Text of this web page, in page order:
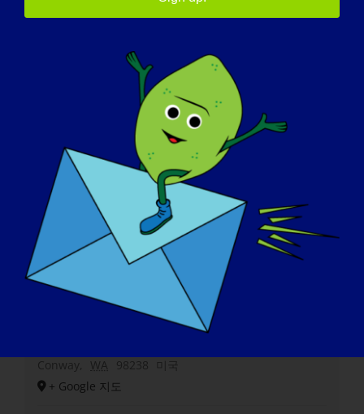
장소
Conway, WA 98238
미국
+ Google 지도